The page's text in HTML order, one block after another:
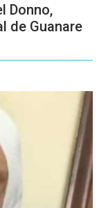
Donno,
de Guanare